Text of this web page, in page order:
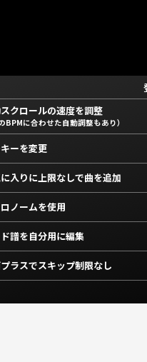
クロールの速度を調整
BPMに合わせた自動調整もあり）
ーを変更
入りに上限なしで曲を追加
ノームを使用
譜を自分用に編集
ラスでスキップ制限なし